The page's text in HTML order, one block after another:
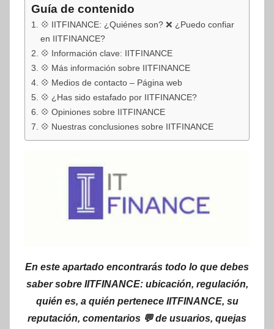
Guía de contenido
💠 IITFINANCE: ¿Quiénes son? ❌ ¿Puedo confiar
en IITFINANCE?
💠 Información clave: IITFINANCE
💠 Más información sobre IITFINANCE
💠 Medios de contacto – Página web
💠 ¿Has sido estafado por IITFINANCE?
💠 Opiniones sobre IITFINANCE
💠 Nuestras conclusiones sobre IITFINANCE
En este apartado encontrarás todo lo que debes
saber sobre IITFINANCE: ubicación, regulación,
quién es, a quién pertenece IITFINANCE, su
reputación, comentarios 💬 de usuarios, quejas